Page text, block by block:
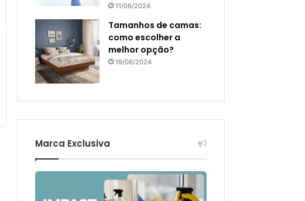
11/06/2024
Tamanhos de camas:
como escolher a
melhor opção?
19/06/2024
Marca Exclusiva